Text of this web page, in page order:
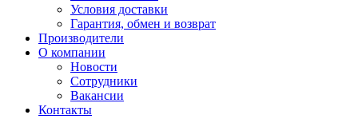
Условия доставки
Гарантия, обмен и возврат
Производители
О компании
Новости
Сотрудники
Вакансии
Контакты